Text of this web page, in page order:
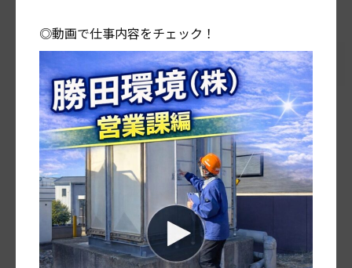
◎動画で仕事内容をチェック！